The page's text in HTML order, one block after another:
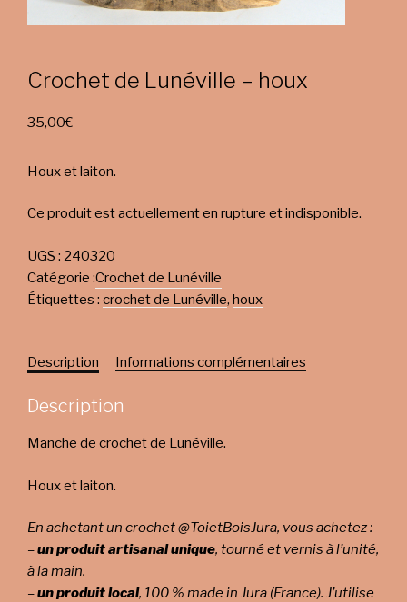
Crochet de Lunéville – houx
35,00€
Houx et laiton.
Ce produit est actuellement en rupture et indisponible.
UGS : 240320
Catégorie :Crochet de Lunéville
Étiquettes : crochet de Lunéville, houx
Description Informations complémentaires
Description
Manche de crochet de Lunéville.
Houx et laiton.
En achetant un crochet @ToietBoisJura, vous achetez :
–un produit artisanal unique, tourné et vernis à l’unité,
à la main.
–un produit local, 100 % made in Jura (France). J’utilise